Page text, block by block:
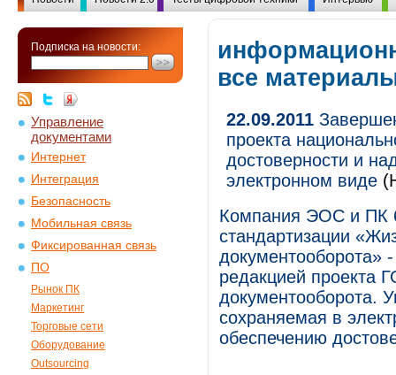
Подписка на новости:
Управление
документами
Интернет
Интеграция
Безопасность
Мобильная связь
Фиксированная связь
ПО
Рынок ПК
Маркетинг
Торговые сети
Оборудование
Outsourcing
все
22.09.2011
проекта
достоверности и
электронном виде
Компания ЭОС и ПК
стандартизации
документооборота»
редакцией проекта
документооборота.
сохраняемая в
обеспечению